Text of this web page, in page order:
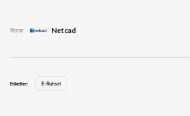
Yazar Netcad
Etiketler: E-Ruhsat